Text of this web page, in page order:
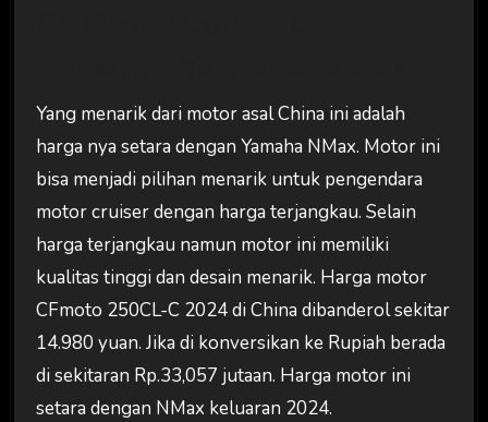
Yang menarik dari motor asal China ini adalah
harga nya setara dengan Yamaha NMax. Motor ini
bisa menjadi pilihan menarik untuk pengendara
motor cruiser dengan harga terjangkau. Selain
harga terjangkau namun motor ini memiliki
kualitas tinggi dan desain menarik. Harga motor
CFmoto 250CL-C 2024 di China dibanderol sekitar
14.980 yuan. Jika di konversikan ke Rupiah berada
di sekitaran Rp.33,057 jutaan. Harga motor ini
setara dengan NMax keluaran 2024.